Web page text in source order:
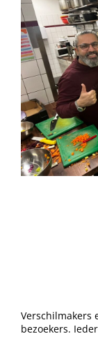
Verschilmakers
bezoekers.